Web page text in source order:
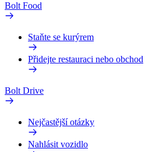
Bolt Food
Staňte se kurýrem
Přidejte restauraci nebo obchod
Bolt Drive
Nejčastější otázky
Nahlásit vozidlo